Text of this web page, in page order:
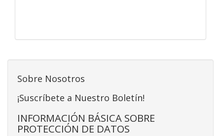
Sobre Nosotros
¡Suscríbete a Nuestro Boletín!
INFORMACIÓN BÁSICA SOBRE
PROTECCIÓN DE DATOS